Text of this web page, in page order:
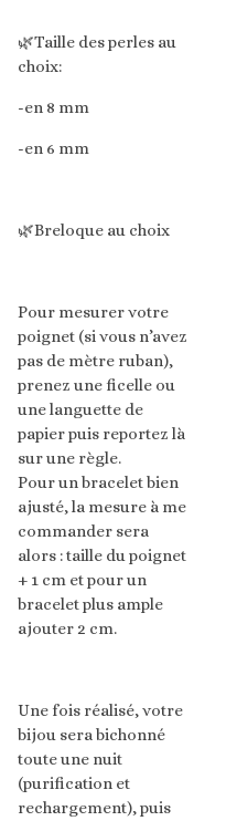
🌿Taille des perles au
choix:
-en 8 mm
-en 6 mm
🌿Breloque au choix
Pour mesurer votre
poignet (si vous n’avez
pas de mètre ruban),
prenez une ficelle ou
une languette de
papier puis reportez là
sur une règle.
Pour un bracelet bien
ajusté, la mesure à me
commander sera
alors : taille du poignet
+ 1 cm et pour un
bracelet plus ample
ajouter 2 cm.
Une fois réalisé, votre
bijou sera bichonné
toute une nuit
(purification et
rechargement), puis